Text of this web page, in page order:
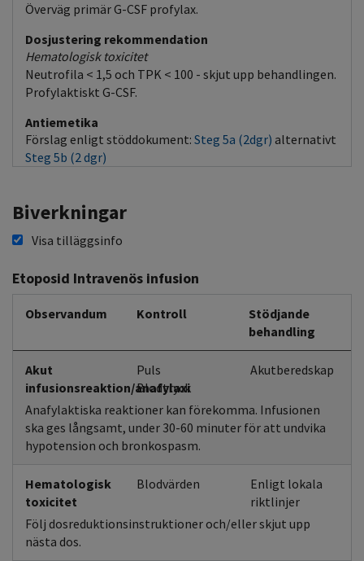
Överväg primär G-CSF profylax.
Dosjustering rekommendation
Hematologisk toxicitet
Neutrofila < 1,5 och TPK < 100 - skjut upp behandlingen.
Profylaktiskt G-CSF.
Antiemetika
Förslag enligt stöddokument: Steg 5a (2dgr) alternativt
Steg 5b (2 dgr)
Biverkningar
Visa tilläggsinfo
Etoposid Intravenös infusion
Observandum Kontroll
Stödjande
behandling
Akut
infusionsreaktion/anafylaxi
Puls
Akutberedskap
Blodtryck
Anafylaktiska reaktioner kan förekomma. Infusionen
ska ges långsamt, under 30-60 minuter för att undvika
hypotension och bronkospasm.
Hematologisk
toxicitet
Blodvärden
Enligt lokala
riktlinjer
Följ dosreduktionsinstruktioner och/eller skjut upp
nästa dos.